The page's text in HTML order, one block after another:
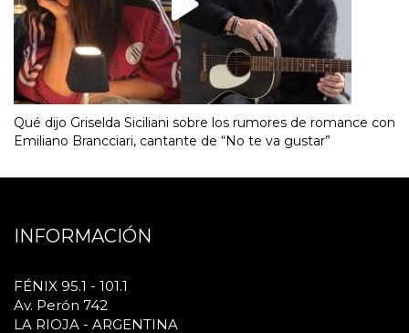
Qué dijo Griselda Siciliani sobre los rumores de romance con
Emiliano Brancciari, cantante de “No te va gustar”
INFORMACIÓN
FÉNIX 95.1 - 101.1
Av. Perón 742
LA RIOJA - ARGENTINA